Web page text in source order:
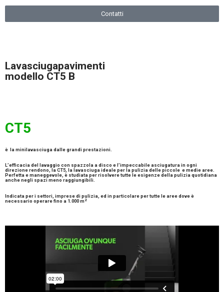
Contatti
Lavasciugapavimenti
modello CT5 B
CT5
è la minilavasciuga dalle grandi prestazioni.
L’efficacia del lavaggio con spazzola a disco e l’impeccabileasciugatura in ogni
direzionerendono, la CT5, la lavasciuga ideale per la pulizia delle piccole e medie aree.
Perfetta e maneggevole, è studiata per risolvere tutte le esigenze della pulizia quotidiana
anche negli spazi meno raggiungibili.
Indicata per i settori, imprese di pulizia, ed in particolare per tutte le aree dove è
necessario operare fino a 1.000 m 2